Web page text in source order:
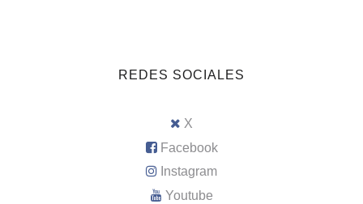
REDES SOCIALES
X
Facebook
Instagram
Youtube